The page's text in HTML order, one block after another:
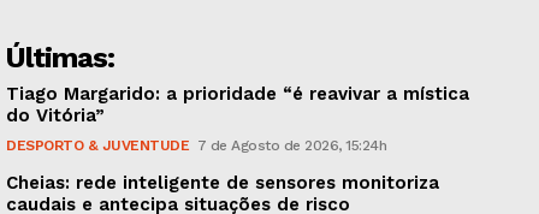
Últimas:
Tiago Margarido: a prioridade “é reavivar a mística
do Vitória”
DESPORTO & JUVENTUDE 7 de Agosto de 2026, 15:24h
Cheias: rede inteligente de sensores monitoriza
caudais e antecipa situações de risco